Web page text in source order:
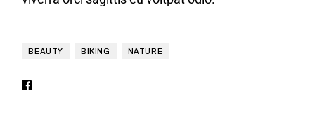
BEAUTY BIKING NATURE